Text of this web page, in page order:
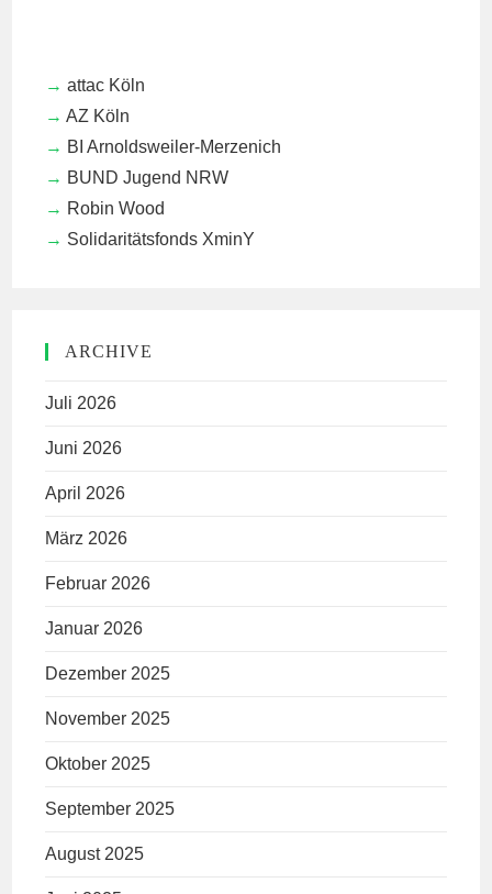
attac Köln
AZ Köln
BI Arnoldsweiler-Merzenich
BUND Jugend NRW
Robin Wood
Solidaritätsfonds XminY
ARCHIVE
Juli 2026
Juni 2026
April 2026
März 2026
Februar 2026
Januar 2026
Dezember 2025
November 2025
Oktober 2025
September 2025
August 2025